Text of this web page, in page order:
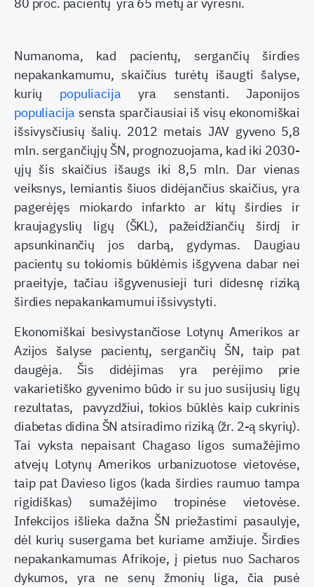
Numanoma, kad pacientų, sergančių širdies
nepakankamumu, skaičius turėtų išaugti šalyse,
kurių populiacijayra senstanti. Japonijos
populiacija sensta sparčiausiai iš visų ekonomiškai
išsivysčiusių šalių. 2012 metais JAV gyveno 5,8
mln. sergančiųjų ŠN, prognozuojama, kad iki 2030-
ųjų šis skaičius išaugs iki 8,5 mln. Dar vienas
veiksnys, lemiantis šiuos didėjančius skaičius, yra
pagerėjęs miokardo infarkto ar kitų širdies ir
kraujagyslių ligų (ŠKL), pažeidžiančių širdį ir
apsunkinančių jos darbą, gydymas. Daugiau
pacientų su tokiomis būklėmis išgyvena dabar nei
praeityje, tačiau išgyvenusieji turi didesnę riziką
širdies nepakankamumui išsivystyti.
Ekonomiškai besivystančiose Lotynų Amerikos ar
Azijos šalyse pacientų, sergančių ŠN, taip pat
daugėja. Šis didėjimas yra perėjimo prie
vakarietiško gyvenimo būdo ir su juo susijusių ligų
rezultatas, pavyzdžiui, tokios būklės kaip cukrinis
diabetas didina ŠN atsiradimo riziką (žr. 2-ą skyrių).
Tai vyksta nepaisant Chagaso ligos sumažėjimo
atvejų Lotynų Amerikos urbanizuotose vietovėse,
taip pat Davieso ligos (kada širdies raumuo tampa
rigidiškas) sumažėjimo tropinėse vietovėse.
Infekcijos išlieka dažna ŠN priežastimi pasaulyje,
dėl kurių susergama bet kuriame amžiuje. Širdies
nepakankamumas Afrikoje, į pietus nuo Sacharos
dykumos, yra ne senų žmonių liga, čia pusė